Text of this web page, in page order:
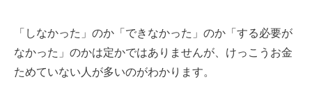
「しなかった」のか「できなかった」のか「する必要が
なかった」のかは定かではありませんが、けっこうお金
ためていない人が多いのがわかります。